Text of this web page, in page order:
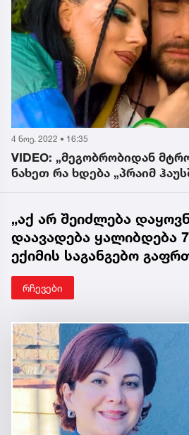
5 ნოე. 2022 • 6:48
VIDEO: 90-იანი წლები „პრაიმ
სრული ვერსია
„აქ არ შეიძლება
დაავადება ყალიბდება
ექიმის საგანგებო
რჩევები